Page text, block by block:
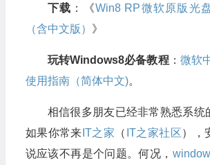
下载 ：《Win8 RP微软原版光
（含中文版） 》
玩转Windows8必备教程： 微软
使用指南（简体中文)。
相信很多朋友已经非常熟悉系统
如果你常来 IT之家 （ IT之家社区），
说应该不再是个问题。何况，